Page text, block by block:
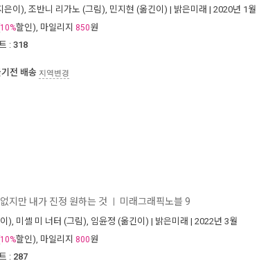
은이), 조반니 리가노 (그림), 민지현 (옮긴이) | 밝은미래 | 2020년 1월
10%할인), 마일리지 850원
: 318
전 배송 지역변경
지만 내가 진정 원하는 것 미래그래픽노블 9
), 미셸 미 너터 (그림), 임윤정 (옮긴이) | 밝은미래 | 2022년 3월
10%할인), 마일리지 800원
: 287